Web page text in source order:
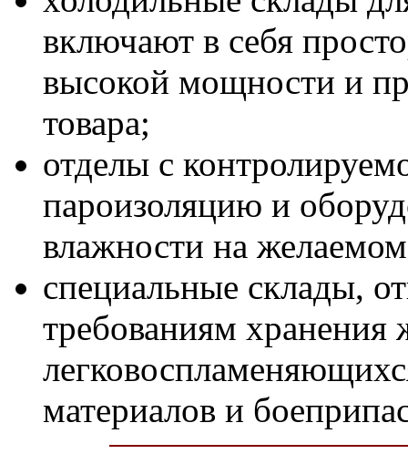
включают в себя
высокой мощности и
товара;
отделы с
пароизоляцию и
влажности на
специальные склады,
требованиям хранения
материалов и